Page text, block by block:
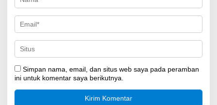
Simpan nama, email, dan situs web saya pada peramban
ini untuk komentar saya berikutnya.